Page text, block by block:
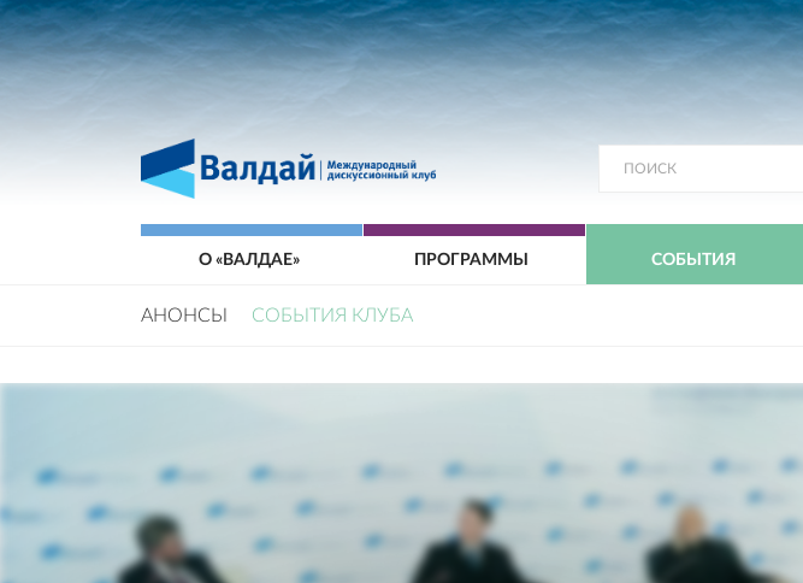
О «ВАЛДАЕ» ПРОГРАММЫ СОБЫТИЯ
АНОНСЫ СОБЫТИЯ КЛУБА